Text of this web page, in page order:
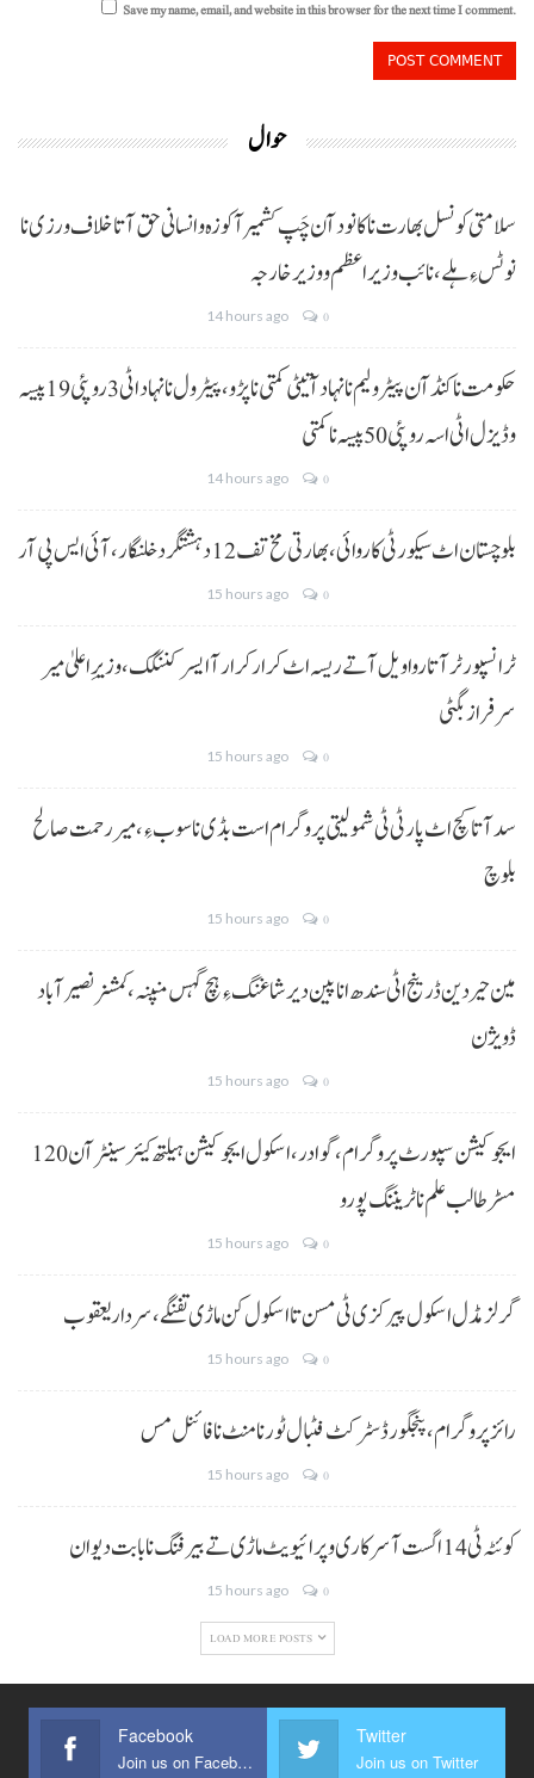
Save my name, email, and website in this browser for the next time I comment.
حوال
سلامتی کونسل بھارت نا کانود آن چَپ کشمیر آ کوزہ و انسانی حق آتا خلاف ورزی نا
نوٹس ءِ ہلے،نائب وزیراعظم و وزیر خارجہ
14 hours ago 0
حکومت نا کنڈ آن پیٹرولیم نا نہاد آتیٹی کمتی نا پڑو،پیٹرول نا نہاد اٹی 3 روپئی 19 پیسہ
و ڈیزل اٹی اسہ روپئی 50 پیسہ نا کمتی
14 hours ago 0
بلوچستان اٹ سیکورٹی کاروائی، بھارتی مخ تف 12 دہشتگرد خلنگار،آئی ایس پی آر
15 hours ago 0
ٹرانسپورٹر آتا روا ویل آتے ریسہ اٹ کرار کرار آ ایسر کننگک ،وزیرِ اعلیٰ میر
سرفراز بگٹی
15 hours ago 0
سد آتا کچ اٹ پارٹی ٹی شمولیتی پروگرام است بڈی نا سوب ءِ،میر رحمت صالح
بلوچ
15 hours ago 0
مین حیردین ڈرینج اٹی سندھ انا پین دیر شاغنگ ءِ ہچ گہس منپنہ،کمشنر نصیرآباد
ڈویژن
15 hours ago 0
ایجوکیشن سپورٹ پروگرام،گوادر، اسکول ایجوکیشن ہیلتھ کیئر سینٹر آن 120
مسڑ طالب علم نا ٹریننگ پورو
15 hours ago 0
گرلز مڈل اسکول پیرکزی ٹی مسن تا اسکول کن ماڑی تفنگے، سردار یعقوب
15 hours ago 0
رائز پروگرام، پنجگور ڈسٹرکٹ فٹبال ٹورنامنٹ نا فائنل مس
15 hours ago 0
کوئٹہ ٹی 14 اگست آ سرکاری و پرائیویٹ ماڑی تے بیرفنگ نا بابت دیوان
15 hours ago 0
LOAD MORE POSTS
Facebook
Join us on Facebook
Twitter
Join us on Twitter